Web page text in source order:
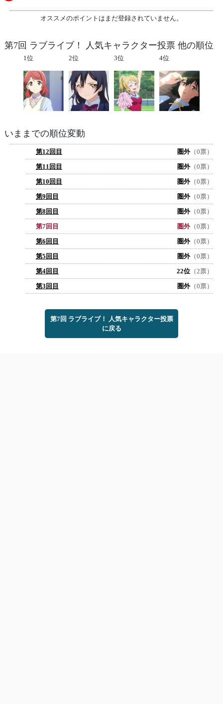
オススメのポイントはまだ登録されていません。
第7回 ラブライブ！ 人気キャラクター投票 他の順位
1位 2位 3位 4位
いままでの順位変動
第12回目 圏外（0票）
第11回目
圏外（0票）
第10回目
圏外（0票）
第9回目
圏外（0票）
第8回目
圏外（0票）
第7回目
圏外（0票）
第6回目
圏外（0票）
第5回目
圏外（0票）
第4回目
22位 （2票）
第3回目
圏外（0票）
第7回 ラブライブ！ 人気キャラクター投票
に戻る